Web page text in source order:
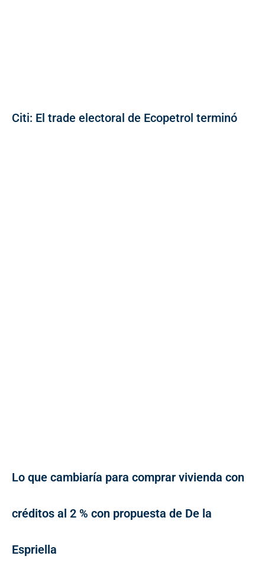
Citi: El trade electoral de Ecopetrol terminó
Lo que cambiaría para comprar vivienda con
créditos al 2 % con propuesta de De la
Espriella